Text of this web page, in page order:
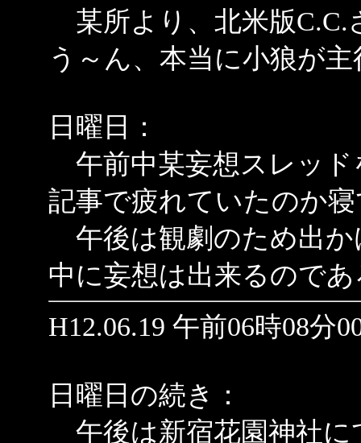
某所より、北米版C.C.
う～ん、本当に小狼が
日曜日：
午前中某妄想スレッド
記事で疲れていたのか
午後は観劇のため出か
中に妄想は出来るので
H12.06.19 午前06時08分
日曜日の続き：
午後は新宿花園神社に